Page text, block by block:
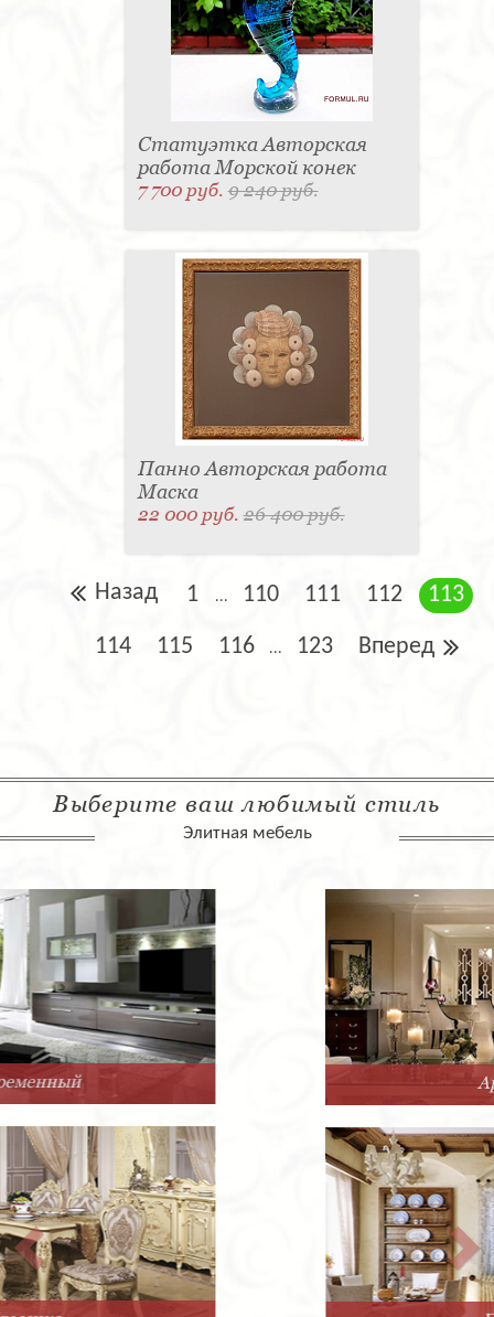
Статуэтка Авторская
работа Морской конек
7 700 руб.9 240 руб.
Панно Авторская работа
Маска
22 000 руб.26 400 руб.
Назад 1 ... 110 111 112 113
114 115 116 ... 123 Вперед
Выберите ваш любимый стиль
Элитная мебель